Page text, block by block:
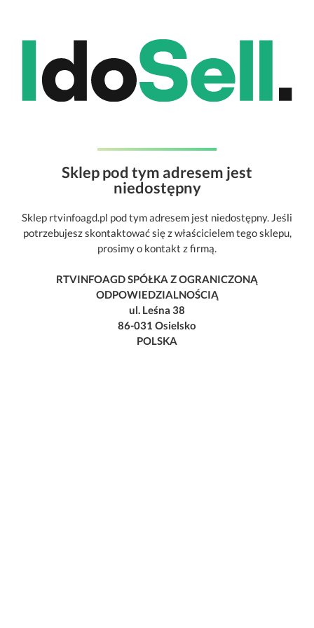
Sklep pod tym adresem jest
niedostępny
Sklep rtvinfoagd.pl pod tym adresem jest niedostępny. Jeśli
potrzebujesz skontaktować się z właścicielem tego sklepu,
prosimy o kontakt z firmą.
RTVINFOAGD SPÓŁKA Z OGRANICZONĄ
ODPOWIEDZIALNOŚCIĄ
ul. Leśna 38
86-031 Osielsko
POLSKA